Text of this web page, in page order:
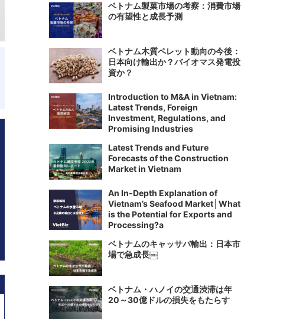
ベトナム製菓市場の考察：消費市場
の有望性と成長予測
ベトナム木質ペレット動向の今後：
日本向け輸出か？バイオマス発電投
資か？
Introduction to M&A in Vietnam:
Latest Trends, Foreign
Investment, Regulations, and
Promising Industries
Latest Trends and Future
Forecasts of the Construction
Market in Vietnam
An In-Depth Explanation of
Vietnam’s Seafood Market│What
is the Potential for Exports and
Processing?a
ベトナムのキャッサバ輸出：日本市
場で急成長￼
ベトナム・ハノイの交通渋滞は年
20～30億ドルの損失をもたらす